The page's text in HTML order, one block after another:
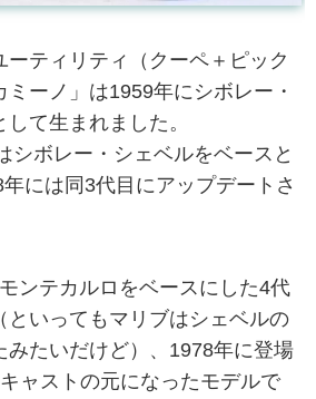
ーティリティ（クーペ＋ピック
ーノ」は1959年にシボレー・
て生まれました。
シボレー・シェベルをベースと
には同3代目にアップデートさ
ンテカルロをベースにした4代
といってもマリブはシェベルの
みたいだけど）、1978年に登場
ャストの元になったモデルで